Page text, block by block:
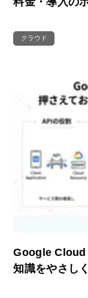
クラウド
Google Cloud
知識をやさし